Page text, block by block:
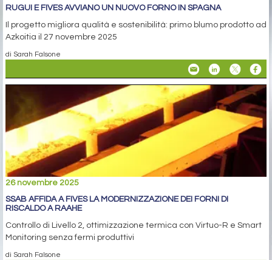
RUGUI E FIVES AVVIANO UN NUOVO FORNO IN SPAGNA
Il progetto migliora qualità e sostenibilità: primo blumo prodotto ad
Azkoitia il 27 novembre 2025
di Sarah Falsone
26 novembre 2025
SSAB AFFIDA A FIVES LA MODERNIZZAZIONE DEI FORNI DI
RISCALDO A RAAHE
Controllo di Livello 2, ottimizzazione termica con Virtuo-R e Smart
Monitoring senza fermi produttivi
di Sarah Falsone